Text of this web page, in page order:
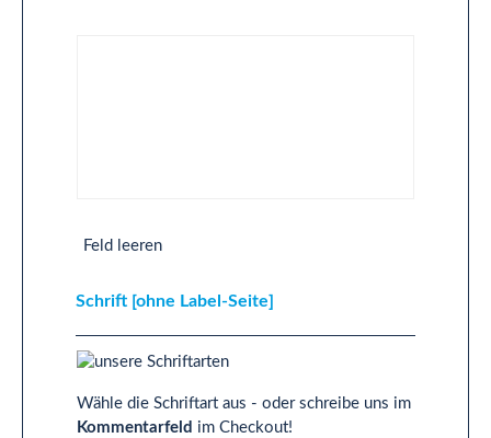
Feld leeren
Schrift [ohne Label-Seite]
Wähle die Schriftart aus - oder schreibe uns im
Kommentarfeld im Checkout!